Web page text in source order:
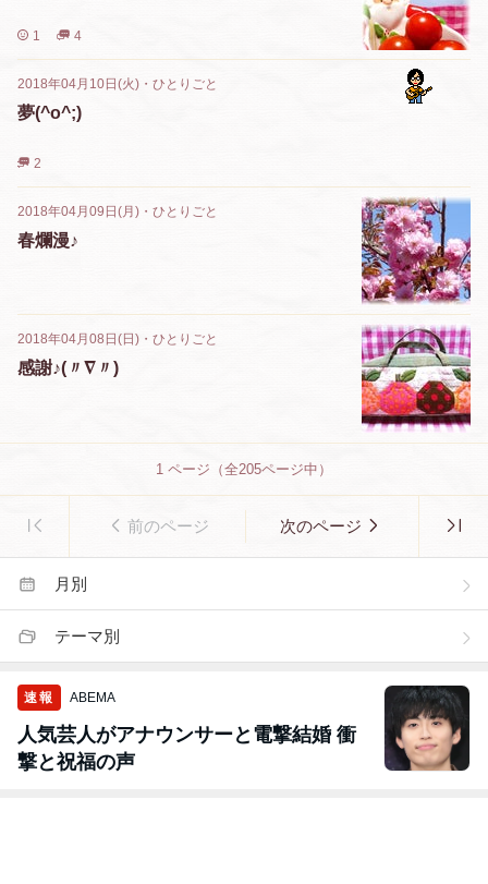
1 4
2018年04月10日(火) ・ ひとりごと
夢(^o^;)
2
2018年04月09日(月) ・ ひとりごと
春爛漫♪
2018年04月08日(日) ・ ひとりごと
感謝♪(〃∇〃)
1 ページ（全205ページ中）
前のページ 次のページ
月別
テーマ別
速報 ABEMA
人気芸人がアナウンサーと電撃結婚 衝
撃と祝福の声